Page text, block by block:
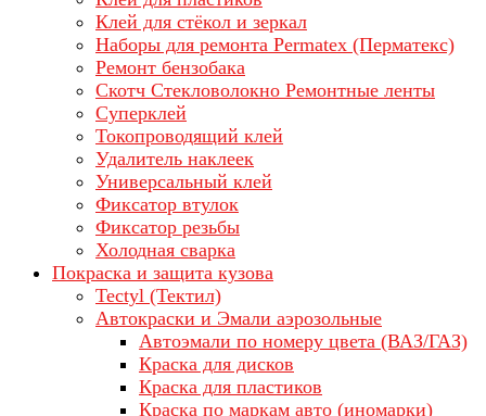
Клей для стёкол и зеркал
Наборы для ремонта Permatex (Перматекс)
Ремонт бензобака
Скотч Стекловолокно Ремонтные ленты
Суперклей
Токопроводящий клей
Удалитель наклеек
Универсальный клей
Фиксатор втулок
Фиксатор резьбы
Холодная сварка
Покраска и защита кузова
Tectyl (Тектил)
Автокраски и Эмали аэрозольные
Автоэмали по номеру цвета (ВАЗ/ГАЗ)
Краска для дисков
Краска для пластиков
Краска по маркам авто (иномарки)